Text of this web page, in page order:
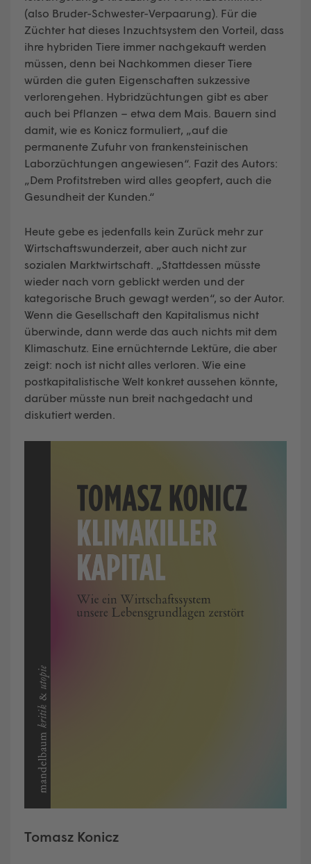
(also Bruder-Schwester-Verpaarung). Für die
Züchter hat dieses Inzuchtsystem den Vorteil, dass
ihre hybriden Tiere immer nachgekauft werden
müssen, denn bei Nachkommen dieser Tiere
würden die guten Eigenschaften sukzessive
verlorengehen. Hybridzüchtungen gibt es aber
auch bei Pflanzen – etwa dem Mais. Bauern sind
damit, wie es Konicz formuliert, „auf die
permanente Zufuhr von frankensteinischen
Laborzüchtungen angewiesen“. Fazit des Autors:
„Dem Profitstreben wird alles geopfert, auch die
Gesundheit der Kunden.“
Heute gebe es jedenfalls kein Zurück mehr zur
Wirtschaftswunderzeit, aber auch nicht zur
sozialen Marktwirtschaft. „Stattdessen müsste
wieder nach vorn geblickt werden und der
kategorische Bruch gewagt werden“, so der Autor.
Wenn die Gesellschaft den Kapitalismus nicht
überwinde, dann werde das auch nichts mit dem
Klimaschutz. Eine ernüchternde Lektüre, die aber
zeigt: noch ist nicht alles verloren. Wie eine
postkapitalistische Welt konkret aussehen könnte,
darüber müsste nun breit nachgedacht und
diskutiert werden.
Tomasz Konicz